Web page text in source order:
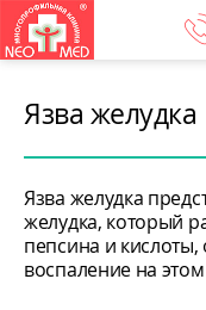
Язва желудка
Язва желудка
желудка, который
пепсина и кислоты,
воспаление на этом